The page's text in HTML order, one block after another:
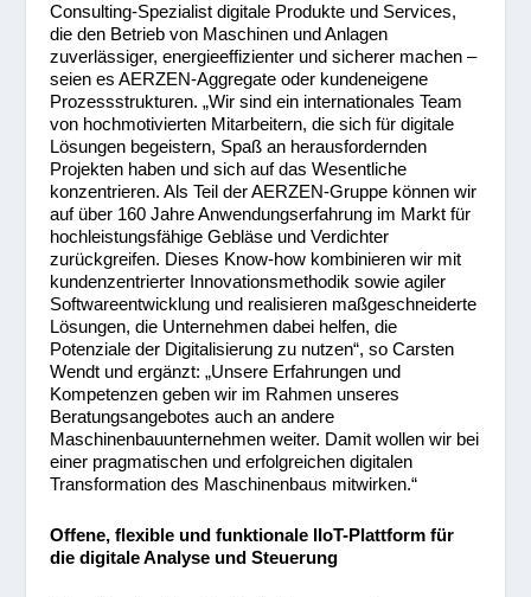
Consulting-Spezialist digitale Produkte und Services,
die den Betrieb von Maschinen und Anlagen
zuverlässiger, energieeffizienter und sicherer machen –
seien es AERZEN-Aggregate oder kundeneigene
Prozessstrukturen. „Wir sind ein internationales Team
von hochmotivierten Mitarbeitern, die sich für digitale
Lösungen begeistern, Spaß an herausfordernden
Projekten haben und sich auf das Wesentliche
konzentrieren. Als Teil der AERZEN-Gruppe können wir
auf über 160 Jahre Anwendungserfahrung im Markt für
hochleistungsfähige Gebläse und Verdichter
zurückgreifen. Dieses Know-how kombinieren wir mit
kundenzentrierter Innovationsmethodik sowie agiler
Softwareentwicklung und realisieren maßgeschneiderte
Lösungen, die Unternehmen dabei helfen, die
Potenziale der Digitalisierung zu nutzen“, so Carsten
Wendt und ergänzt: „Unsere Erfahrungen und
Kompetenzen geben wir im Rahmen unseres
Beratungsangebotes auch an andere
Maschinenbauunternehmen weiter. Damit wollen wir bei
einer pragmatischen und erfolgreichen digitalen
Transformation des Maschinenbaus mitwirken.“
Offene, flexible und funktionale IIoT-Plattform für
die digitale Analyse und Steuerung